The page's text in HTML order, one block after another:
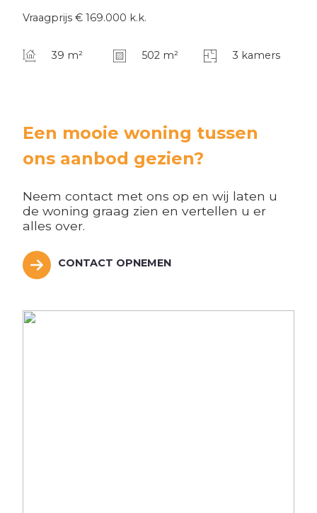
Vraagprijs € 169.000 k.k.
39 m² 502 m² 3 kamers
Een mooie woning tussen
ons aanbod gezien?
Neem contact met ons op en wij laten u
de woning graag zien en vertellen u er
alles over.
CONTACT OPNEMEN